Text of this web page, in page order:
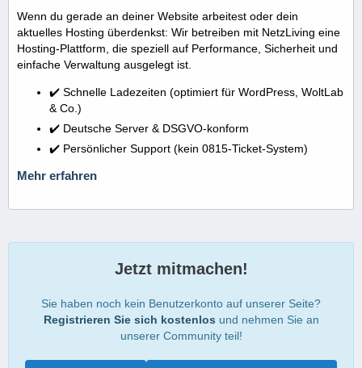
Wenn du gerade an deiner Website arbeitest oder dein
aktuelles Hosting überdenkst: Wir betreiben mit NetzLiving eine
Hosting-Plattform, die speziell auf Performance, Sicherheit und
einfache Verwaltung ausgelegt ist.
✔️ Schnelle Ladezeiten (optimiert für WordPress, WoltLab
& Co.)
✔️ Deutsche Server & DSGVO-konform
✔️ Persönlicher Support (kein 0815-Ticket-System)
Mehr erfahren
Jetzt mitmachen!
Sie haben noch kein Benutzerkonto auf unserer Seite?
Registrieren Sie sich kostenlos und nehmen Sie an
unserer Community teil!